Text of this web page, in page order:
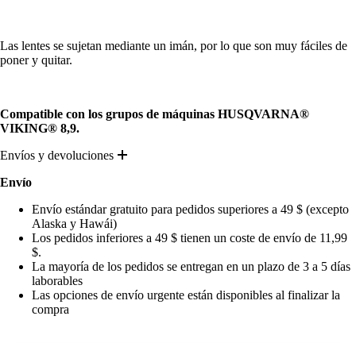
Las lentes se sujetan mediante un imán, por lo que son muy fáciles de
poner y quitar.
Compatible con los grupos de máquinas HUSQVARNA®
VIKING® 8,9.
Envíos y devoluciones
Envío
Envío estándar gratuito para pedidos superiores a 49 $ (excepto
Alaska y Hawái)
Los pedidos inferiores a 49 $ tienen un coste de envío de 11,99
$.
La mayoría de los pedidos se entregan en un plazo de 3 a 5 días
laborables
Las opciones de envío urgente están disponibles al finalizar la
compra